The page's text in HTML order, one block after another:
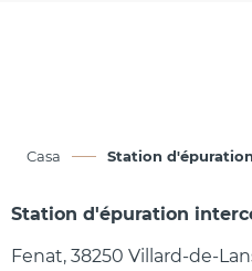
Casa Station
Station d'épuration
Fenat, 38250 Villard-de-